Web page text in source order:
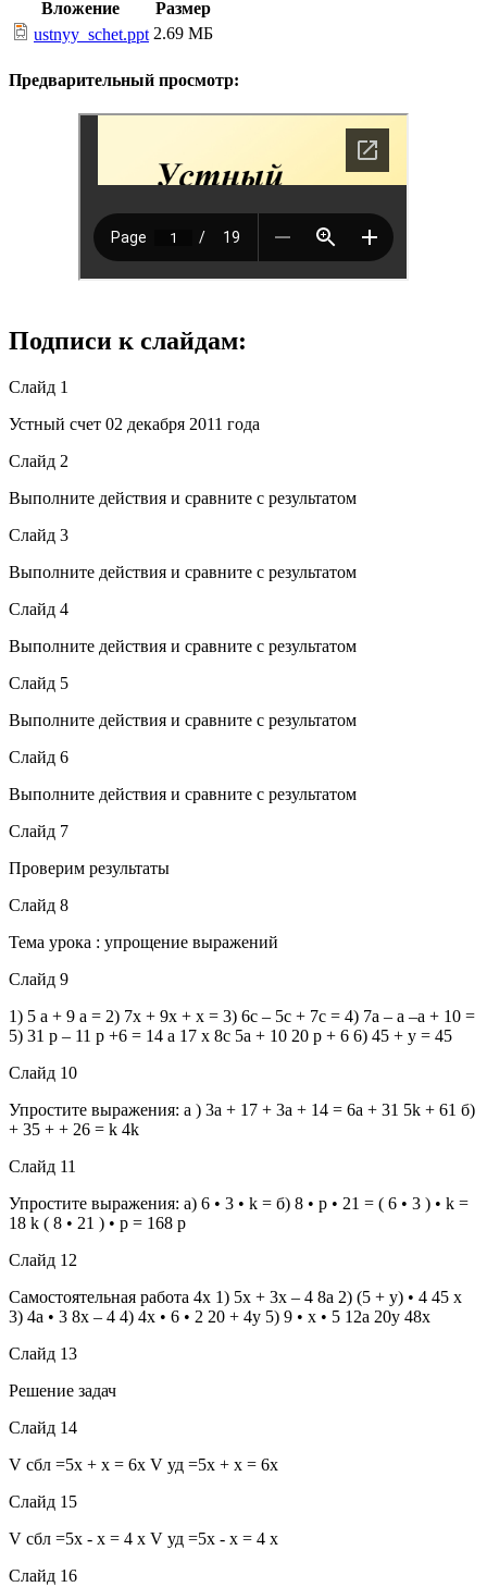
Вложение
Размер
ustnyy_schet.ppt 2.69 МБ
Предварительный просмотр:
Подписи к слайдам:
Слайд 1
Устный счет 02 декабря 2011 года
Слайд 2
Выполните действия и сравните с результатом
Слайд 3
Выполните действия и сравните с результатом
Слайд 4
Выполните действия и сравните с результатом
Слайд 5
Выполните действия и сравните с результатом
Слайд 6
Выполните действия и сравните с результатом
Слайд 7
Проверим результаты
Слайд 8
Тема урока : упрощение выражений
Слайд 9
1) 5 a + 9 a = 2) 7x + 9x + x = 3) 6c – 5c + 7c = 4) 7a – a –a + 10 =
5) 31 p – 11 p +6 = 14 a 17 x 8c 5a + 10 20 p + 6 6) 45 + y = 45
Слайд 10
Упростите выражения: а ) 3a + 17 + 3a + 14 = 6a + 31 5k + 61 б)
+ 35 + + 26 = k 4k
Слайд 11
Упростите выражения: а) 6 • 3 • k = б) 8 • p • 21 = ( 6 • 3 ) • k =
18 k ( 8 • 21 ) • p = 168 p
Слайд 12
Самостоятельная работа 4x 1) 5x + 3x – 4 8a 2) (5 + y) • 4 45 x
3) 4a • 3 8x – 4 4) 4x • 6 • 2 20 + 4y 5) 9 • x • 5 12a 20y 48x
Слайд 13
Решение задач
Слайд 14
V сбл =5x + x = 6x V уд =5x + x = 6x
Слайд 15
V сбл =5x - x = 4 x V уд =5x - x = 4 x
Слайд 16